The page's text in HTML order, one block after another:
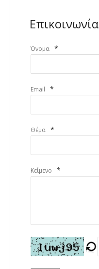
Επικοινωνία
Όνομα *
Email *
Θέμα *
Κείμενο *